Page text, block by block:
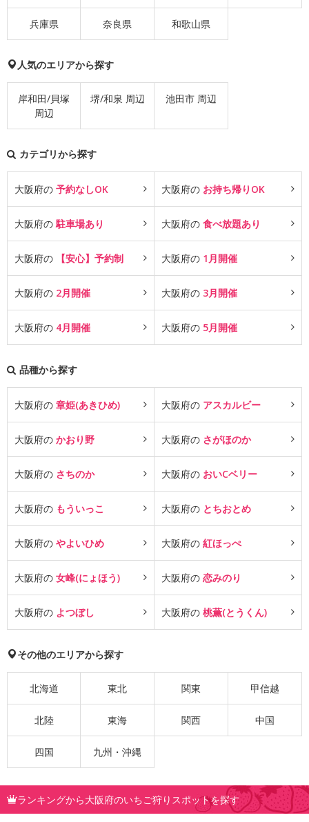
兵庫県 奈良県 和歌山県
人気のエリアから探す
岸和田/貝塚
周辺
堺/和泉 周辺 池田市 周辺
カテゴリから探す
大阪府の 予約なしOK 大阪府の お持ち帰りOK
大阪府の駐車場あり 大阪府の 食べ放題あり
大阪府の 【安心】予約制 大阪府の 1月開催
大阪府の 2月開催 大阪府の 3月開催
大阪府の 4月開催 大阪府の 5月開催
品種から探す
大阪府の 章姫(あきひめ) 大阪府の アスカルビー
大阪府の かおり野 大阪府の さがほのか
大阪府の さちのか 大阪府の おいCベリー
大阪府の もういっこ 大阪府の とちおとめ
大阪府の やよいひめ 大阪府の 紅ほっぺ
大阪府の 女峰(にょほう) 大阪府の 恋みのり
大阪府の よつぼし 大阪府の 桃薫(とうくん)
その他のエリアから探す
北海道 東北 関東 甲信越
北陸 東海 関西 中国
四国 九州・沖縄
ランキングから大阪府のいちご狩りスポットを探す